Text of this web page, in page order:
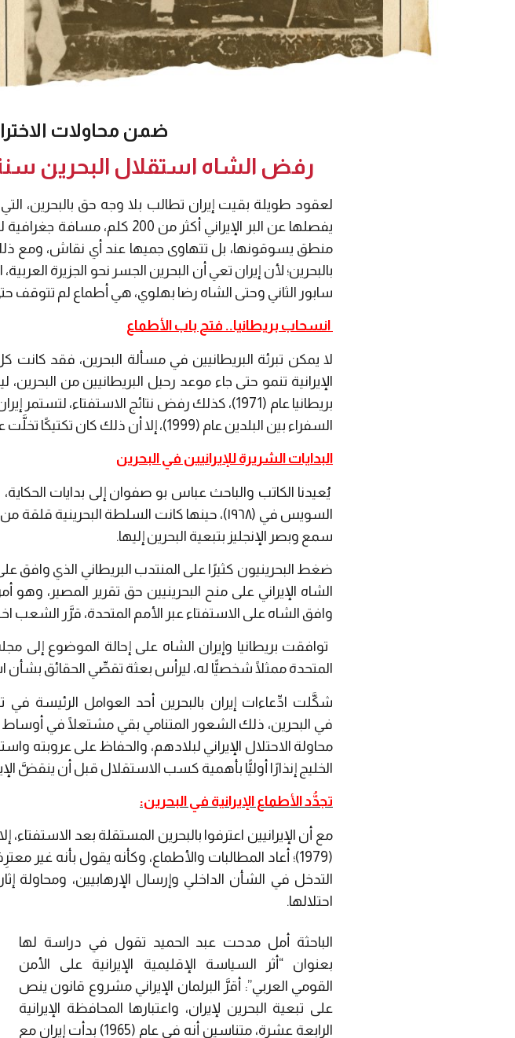
ضمن محاولات
رفض الشاه استقلال البحرين سنة (1971) بعد أن تفاجأ بـ "تقرير
لعقود طويلة بقيت إيران تطالب بلا وجه حق بالبحرين،
يفصلها عن البر الإيراني أكثر
منطق يسوقونها، بل تتهاوى جميها عند أي نقاش، ومع
بالبحرين؛ لأن إيران تعي أن البحرين الجسر نحو الجزيرة
سابور الثاني وحتى الشاه رضا بهلوي، هي أطماع لم تتوقف
انسحاب بريطانيا.. فتح باب الأطماع
لا يمكن تبرئة البريطانيين في مسألة البحرين، فقد كانت
الإيرانية تنمو حتى جاء موعد رحيل البريطانيين من
بريطانيا عام (1971)، كذلك رفض نتائج الاستفتاء،
السفراء بين البلدين عام (1999)، إلا أن ذلك كان تكتيكًا تخلَّت عنه ملالي طهران.
البدايات الشريرة للإيرانيين في البحرين
يُعيدنا الكاتب والباحث عباس بو صفوان إلى بدايات
السويس في (١٩٦٨)، حينها كانت السلطة
سمع وبصر الإنجليز بتبعية البحرين إليها.
ضغط البحرينيون كثيرًا على المنتدب البريطاني الذي وافق
الشاه الإيراني على منح البحرينيين حق تقرير المصير،
وافق الشاه على الاستفتاء عبر الأمم المتحدة، قرَّر الشعب
المتحدة ممثلًا شخصيًّا له، ليرأس بعثة تقصِّي الحقائق بشأن
شكَّلت ادِّعاءات إيران بالبحرين أحد العوامل الرئيسة في
في البحرين، ذلك الشعور المتنامي بقي مشتعلًا في
محاولة الاحتلال الإيراني لبلادهم، والحفاظ على عروبته
الخليج إنذارًا أوليًّا بأهمية كسب الاستقلال قبل أن ينقضَّ
تجدُّد الأطماع الإيرانية في البحرين:
مع أن الإيرانيين اعترفوا بالبحرين المستقلة بعد
(1979)؛ أعاد المطالبات والأطماع، وكأنه يقول بأنه
التدخل في الشأن الداخلي وإرسال الإرهابيين، ومحاولة
احتلالها.
الباحثة أمل مدحت عبد الحميد تقول في دراسة لها
بعنوان “أثر السياسة الإقليمية الإيرانية على الأمن
القومي العربي”: أقرَّ البرلمان الإيراني مشروع قانون ينص
على تبعية البحرين لإيران، واعتبارها المحافظة الإيرانية
الرابعة عشرة، متناسين أنه في عام (1965) بدأت إيران مع